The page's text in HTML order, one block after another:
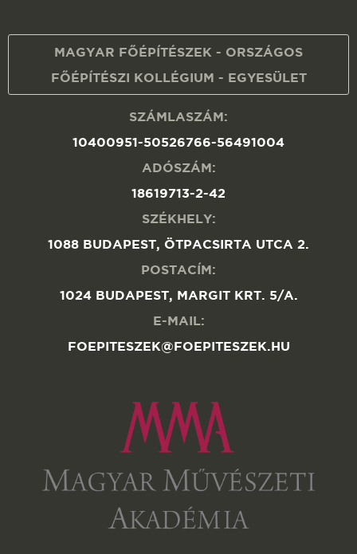
MAGYAR FŐÉPÍTÉSZEK - ORSZÁGOS
FŐÉPÍTÉSZI KOLLÉGIUM - EGYESÜLET
SZÁMLASZÁM:
10400951-50526766-56491004
ADÓSZÁM:
18619713-2-42
SZÉKHELY:
1088 BUDAPEST, ÖTPACSIRTA UTCA 2.
POSTACÍM:
1024 BUDAPEST, MARGIT KRT. 5/A.
E-MAIL:
FOEPITESZEK@FOEPITESZEK.HU